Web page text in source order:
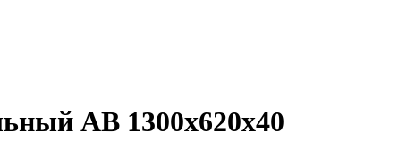
АВ 1300х620х40